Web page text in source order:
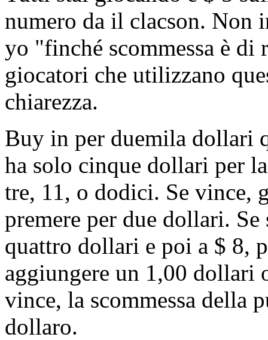
numero da il clacson. Non
yo "finché scommessa è
giocatori che utilizzano
chiarezza.
Buy in per duemila dollari
ha solo cinque dollari per
tre, 11, o dodici. Se vince,
premere per due dollari.
quattro dollari e poi a $ 8,
aggiungere un 1,00 dollari
vince, la scommessa della
dollaro.